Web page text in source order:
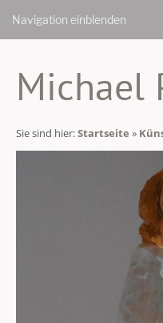
Navigation einblenden
Michael
Sie sind hier:Startseite »